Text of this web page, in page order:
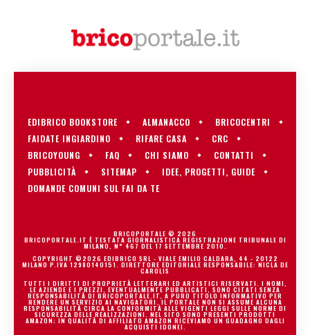
EDIBRICO BOOKSTORE ALMANACCO
BRICOCENTRI
FAIDATE INGIARDINO
RIFARE CASA
CRC
BRICOYOUNG
FAQ CHI SIAMO
CONTATTI
PUBBLICITÀ
SITEMAP
IDEE, PROGETTI, GUIDE
DOMANDE COMUNI SUL FAI DA TE
BRICOPORTALE © 2026
BRICOPORTALE.IT È TESTATA GIORNALISTICA REGISTRAZIONE TRIBUNALE DI
MILANO, N° 467 DEL 17 SETTEMBRE 2010.
COPYRIGHT ©2026 EDIBRICO SRL - VIALE EMILIO CALDARA, 44 - 20122
MILANO P.IVA 12980140151. DIRETTORE EDITORIALE RESPONSABILE: NICLA DE
CAROLIS
TUTTI I DIRITTI DI PROPRIETÀ LETTERARI ED ARTISTICI RISERVATI. I NOMI,
LE AZIENDE E I PREZZI, EVENTUALMENTE PUBBLICATI, SONO CITATI SENZA
RESPONSABILITÀ DI BRICOPORTALE.IT, A PURO TITOLO INFORMATIVO PER
RENDERE UN SERVIZIO AI NAVIGATORI. IL PORTALE NON SI ASSUME ALCUNA
RESPONSABILITÀ CIRCA LA CONFORMITÀ ALLE VIGENTI LEGGI SULLE NORME DI
SICUREZZA DELLE REALIZZAZIONI. NEL SITO SONO PRESENTI PRODOTTI
AMAZON; IN QUALITÀ DI AFFILIATO AMAZON RICEVIAMO UN GUADAGNO DAGLI
ACQUISTI IDONEI.